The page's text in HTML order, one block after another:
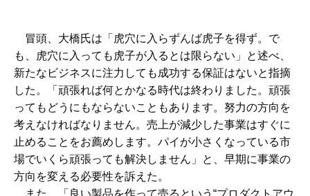
冒頭、大橋氏は「虎穴に入らずんば虎子を得ず。で
も、虎穴に入っても虎子が入るとは限らない」と述べ、
新たなビジネスに注力しても成功する保証はないと指摘
した。「頑張れば何とかなる時代は終わりました。頑張
ってもどうにもならないこともあります。努力の方向を
考えなければなりません。売上が減少した事業はすぐに
止めることをお薦めします。パイが小さくなっている市
場でいくら頑張っても解決しません」と、早期に事業の
方向を変える必要性を訴えた。
また、「良い製品を作って売るという“プロダクトアウ